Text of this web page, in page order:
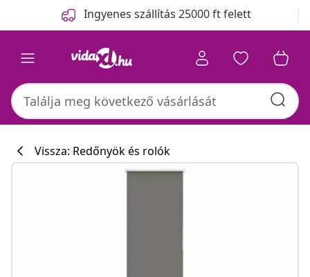
Ingyenes szállítás 25000 ft felett
Vissza: Redőnyök és rolók